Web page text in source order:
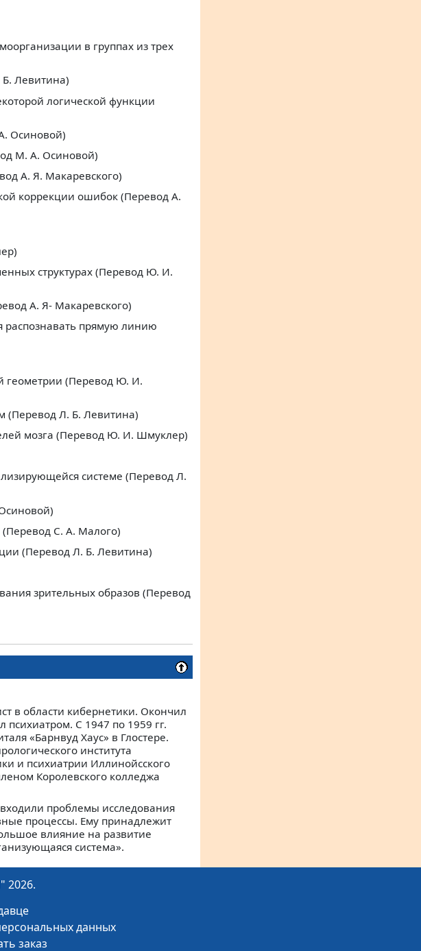
в группах из трех
Левитина)
логической функции
Осиновой)
М. А. Осиновой)
А. Я. Макаревского)
коррекции ошибок (Перевод А.
структурах (Перевод Ю. И.
А. Я- Макаревского)
распознавать прямую линию
геометрии (Перевод Ю. И.
(Перевод Л. Б. Левитина)
мозга (Перевод Ю. И. Шмуклер)
системе (Перевод Л.
С. А. Малого)
(Перевод Л. Б. Левитина)
зрительных образов (Перевод
в области кибернетики. Окончил
психиатром. С 1947 по 1959 гг.
«Барнвуд Хаус» в Глостере.
института
и психиатрии Иллинойсского
Королевского колледжа
проблемы исследования
процессы. Ему принадлежит
влияние на развитие
система».
данных
заказ